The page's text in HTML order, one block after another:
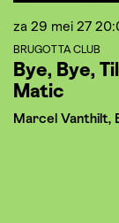
Bye, Bye,
Matic
Marcel Vanthilt,
BRUGOTTA CLUB
za 29 mei 27